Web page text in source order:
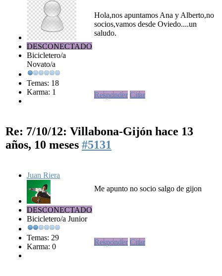
DESCONECTADO
Bicicletero/a
Novato/a
Temas: 18
Karma: 1
Hola,nos apuntamos Ana y Alberto,no
socios,vamos desde Oviedo....un
saludo.
Responder Citar
Re: 7/10/12: Villabona-Gijón hace 13
años, 10 meses #5131
Juan Riera
DESCONECTADO
Bicicletero/a Junior
Temas: 29
Karma: 0
Me apunto no socio salgo de gijon
Responder Citar